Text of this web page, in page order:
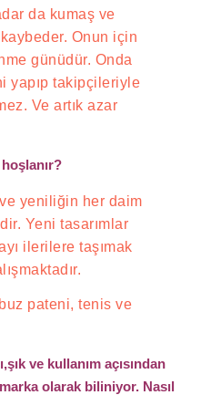
da kumaş ve
Onun için
günüdür. Onda
yapıp takipçileriyle
Ve artık azar
yeniliğin her daim
Yeni tasarımlar
ilerilere taşımak
pateni, tenis ve
ve kullanım açısından
olarak biliniyor. Nasıl